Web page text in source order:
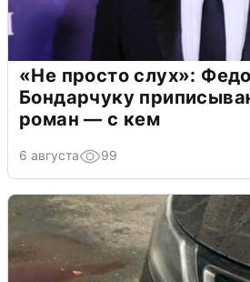
«Не просто слух»:
Бондарчуку
роман — с кем
6 августа 99